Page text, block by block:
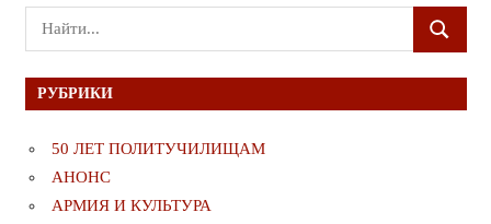
Поиск
для:
ПОИСК
РУБРИКИ
50 ЛЕТ ПОЛИТУЧИЛИЩАМ
АНОНС
АРМИЯ И КУЛЬТУРА